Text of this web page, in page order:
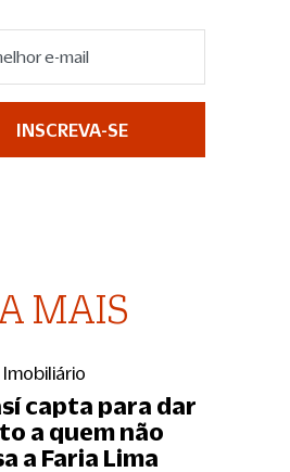
INSCREVA-SE
MAIS
capta para dar
a quem não
a Faria Lima